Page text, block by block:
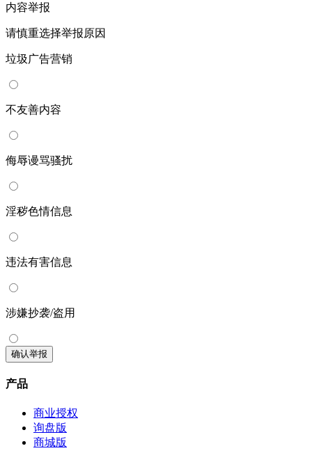
内容举报
请慎重选择举报原因
垃圾广告营销
不友善内容
侮辱谩骂骚扰
淫秽色情信息
违法有害信息
涉嫌抄袭/盗用
确认举报
产品
商业授权
询盘版
商城版